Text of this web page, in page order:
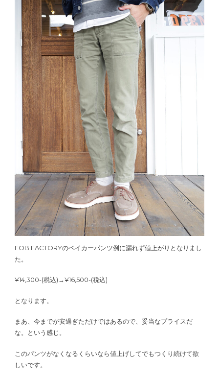
FOB FACTORYのベイカーパンツ例に漏れず値上がりとなりまし
た。
¥14,300-(税込)→¥16,500-(税込)
となります。
まあ、今までが安過ぎただけではあるので、妥当なプライスだ
な。という感じ。
このパンツがなくなるくらいなら値上げしてでもつくり続けて欲
しいです。